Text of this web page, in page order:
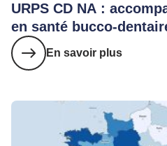
URPS CD NA :
en santé bucco-
En savoir plus